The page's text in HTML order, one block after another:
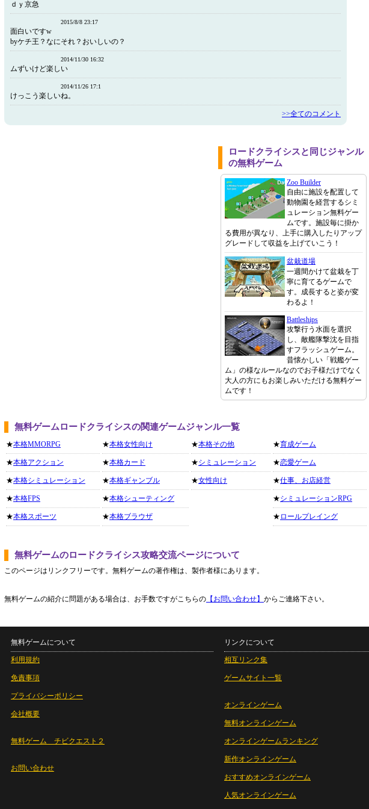
ｄｙ京急
2015/8/8 23:17
面白いですw
byケチ王？なにそれ？おいしいの？
2014/11/30 16:32
ムずいけど楽しい
2014/11/26 17:1
けっこう楽しいね。
>>全てのコメント
ロードクライシスと同じジャンル
の無料ゲーム
Zoo Builder
自由に施設を配置して
動物園を経営するシミ
ュレーション無料ゲー
ムです。施設毎に掛か
る費用が異なり、上手に購入したりアップ
グレードして収益を上げていこう！
盆栽道場
一週間かけて盆栽を丁
寧に育てるゲームで
す。成長すると姿が変
わるよ！
Battleships
攻撃行う水面を選択
し、敵艦隊撃沈を目指
すフラッシュゲーム。
昔懐かしい「戦艦ゲー
ム」の様なルールなのでお子様だけでなく
大人の方にもお楽しみいただける無料ゲー
ムです！
無料ゲームロードクライシスの関連ゲームジャンル一覧
★本格MMORPG
★本格アクション
★本格シミュレーション
★本格FPS
★本格スポーツ
★本格女性向け
★本格カード
★本格ギャンブル
★本格シューティング
★本格ブラウザ
★本格その他
★シミュレーション
★女性向け
★育成ゲーム
★恋愛ゲーム
★仕事、お店経営
★シミュレーションRPG
★ ロールプレイング
無料ゲームのロードクライシス攻略交流ページについて
このページはリンクフリーです。無料ゲームの著作権は、製作者様にあります。
無料ゲームの紹介に問題がある場合は、お手数ですがこちらの 【お問い合わせ】 からご連絡下さい。
無料ゲームについて
利用規約
免責事項
プライバシーポリシー
会社概要
無料ゲーム チビクエスト２
お問い合わせ
リンクについて
相互リンク集
ゲームサイト一覧
オンラインゲーム
無料オンラインゲーム
オンラインゲームランキング
新作オンラインゲーム
おすすめオンラインゲーム
人気オンラインゲーム